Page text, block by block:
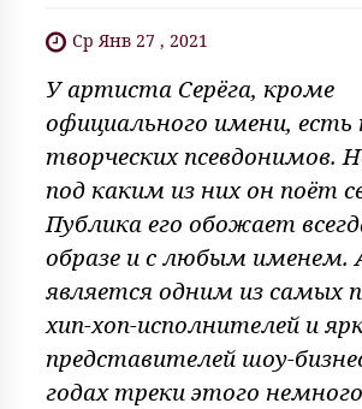
Ср Янв 27 , 2021
У артиста Серёга, кроме
официального имени, есть
творческих псевдонимов.
под каким из них он поёт
Публика его обожает
образе и с любым именем.
является одним из самых
хип-хоп-исполнителей и
представителей шоу-
годах треки этого